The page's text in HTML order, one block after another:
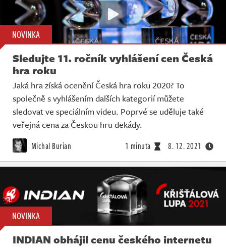
NOVINKA
Sledujte 11. ročník vyhlášení cen Česká
hra roku
Jaká hra získá ocenění Česká hra roku 2020? To
společně s vyhlášením dalších kategorií můžete
sledovat ve speciálním videu. Poprvé se uděluje také
veřejná cena za Českou hru dekády.
Michal Burian 1 minuta 8. 12. 2021
NOVINKA
INDIAN obhájil cenu českého internetu